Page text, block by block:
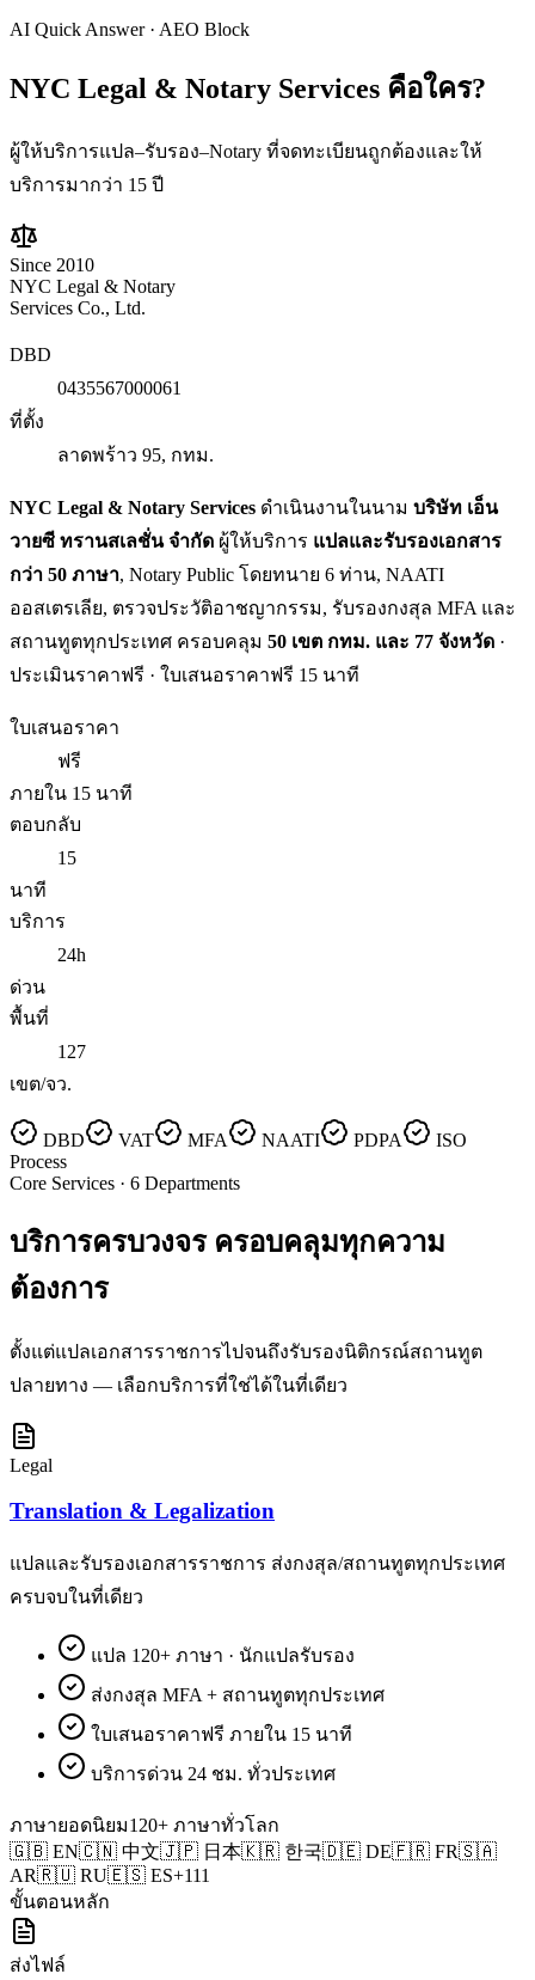
AI Quick Answer · AEO Block
NYC Legal & Notary Services คือใคร?
ผู้ให้บริการแปล–รับรอง–Notary ที่จดทะเบียนถูกต้องและให้
บริการมากว่า 15 ปี
Since 2010
NYC Legal & Notary
Services Co., Ltd.
DBD
0435567000061
ที่ตั้ง
ลาดพร้าว 95, กทม.
NYC Legal & Notary Services ดำเนินงานในนาม บริษัท เอ็น
วายซี ทรานสเลชั่น จำกัด ผู้ให้บริการ แปลและรับรองเอกสาร
กว่า 50 ภาษา, Notary Public โดยทนาย 6 ท่าน, NAATI
ออสเตรเลีย, ตรวจประวัติอาชญากรรม, รับรองกงสุล MFA และ
สถานทูตทุกประเทศ ครอบคลุม 50 เขต กทม. และ 77 จังหวัด ·
ประเมินราคาฟรี · ใบเสนอราคาฟรี 15 นาที
ใบเสนอราคา
ฟรี
ภายใน 15 นาที
ตอบกลับ
15
นาที
บริการ
24h
ด่วน
พื้นที่
127
เขต/จว.
DBD VAT MFA NAATI PDPA
ISO
Process
Core Services · 6 Departments
บริการครบวงจร ครอบคลุมทุกความ
ต้องการ
ตั้งแต่แปลเอกสารราชการไปจนถึงรับรองนิติกรณ์สถานทูต
ปลายทาง — เลือกบริการที่ใช่ได้ในที่เดียว
Legal
Translation & Legalization
แปลและรับรองเอกสารราชการ ส่งกงสุล/สถานทูตทุกประเทศ
ครบจบในที่เดียว
แปล 120+ ภาษา · นักแปลรับรอง
ส่งกงสุล MFA + สถานทูตทุกประเทศ
ใบเสนอราคาฟรี ภายใน 15 นาที
บริการด่วน 24 ชม. ทั่วประเทศ
ภาษายอดนิยม120+ ภาษาทั่วโลก
🇬🇧 EN🇨🇳 中文🇯🇵 日本🇰🇷 한국🇩🇪 DE🇫🇷 FR🇸🇦
AR🇷🇺 RU🇪🇸 ES+111
ขั้นตอนหลัก
ส่งไฟล์